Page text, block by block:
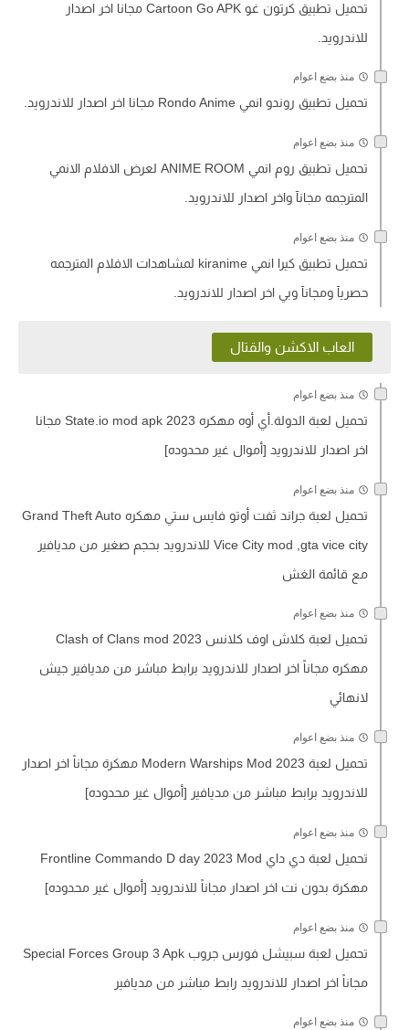
تحميل تطبيق كرتون غو Cartoon Go APK مجانا اخر اصدار
للاندرويد.
منذ بضع اعوام
تحميل تطبيق روندو انمي Rondo Anime مجانا اخر اصدار للاندرويد.
منذ بضع اعوام
تحميل تطبيق روم انمي ANIME ROOM‏ لعرض الافلام الانمي
المترجمه مجانآ واخر اصدار للاندرويد.
منذ بضع اعوام
تحميل تطبيق كيرا انمي kiranime لمشاهدات الافلام المترجمه
حصريآ ومجانآ وبي اخر اصدار للاندرويد.
العاب الاكشن والقتال
منذ بضع اعوام
تحميل لعبة الدولة.أي أوه مهكره State.io mod apk 2023 مجانا
اخر اصدار للاندرويد [أموال غير محدوده]
منذ بضع اعوام
تحميل لعبة جراند ثفت أوتو فايس ستي مهكره Grand Theft Auto
Vice City mod ,gta vice city للاندرويد بحجم صغير من مديافير
مع قائمة الغش
منذ بضع اعوام
تحميل لعبة كلاش اوف كلانس Clash of Clans mod 2023
مهكره مجاناً اخر اصدار للاندرويد برابط مباشر من مديافير جيش
لانهائي
منذ بضع اعوام
تحميل لعبة Modern Warships Mod 2023 مهكرة مجاناً اخر اصدار
للاندرويد برابط مباشر من مديافير [أموال غير محدوده]
منذ بضع اعوام
تحميل لعبة دي داي Frontline Commando D day 2023 Mod
مهكرة بدون نت اخر اصدار مجاناً للاندرويد [أموال غير محدوده]
منذ بضع اعوام
تحميل لعبة سبيشل فورس جروب Special Forces Group 3 Apk
مجاناً اخر اصدار للاندرويد رابط مباشر من مديافير
منذ بضع اعوام